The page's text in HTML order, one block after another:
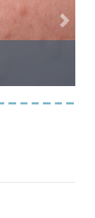
25.03.2010.
Next